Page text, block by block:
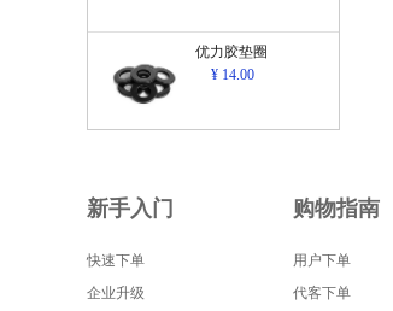
优力胶垫圈
¥ 14.00
新手入门
快速下单
企业升级
购物指南
用户下单
代客下单